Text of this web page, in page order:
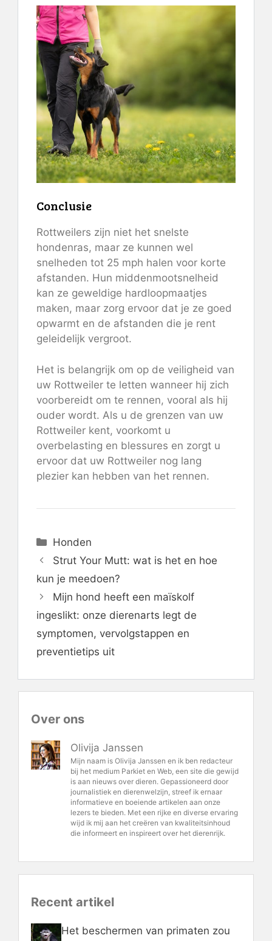
Conclusie
Rottweilers zijn niet het snelste
hondenras, maar ze kunnen wel
snelheden tot 25 mph halen voor korte
afstanden. Hun middenmootsnelheid
kan ze geweldige hardloopmaatjes
maken, maar zorg ervoor dat je ze goed
opwarmt en de afstanden die je rent
geleidelijk vergroot.
Het is belangrijk om op de veiligheid van
uw Rottweiler te letten wanneer hij zich
voorbereidt om te rennen, vooral als hij
ouder wordt. Als u de grenzen van uw
Rottweiler kent, voorkomt u
overbelasting en blessures en zorgt u
ervoor dat uw Rottweiler nog lang
plezier kan hebben van het rennen.
Categorieën
Honden
Strut Your Mutt: wat is het en hoe
kun je meedoen?
Mijn hond heeft een maïskolf
ingeslikt: onze dierenarts legt de
symptomen, vervolgstappen en
preventietips uit
Over ons
Olivija Janssen
Mijn naam is Olivija Janssen en ik ben redacteur
bij het medium Parkiet en Web, een site die gewijd
is aan nieuws over dieren. Gepassioneerd door
journalistiek en dierenwelzijn, streef ik ernaar
informatieve en boeiende artikelen aan onze
lezers te bieden. Met een rijke en diverse ervaring
wijd ik mij aan het creëren van kwaliteitsinhoud
die informeert en inspireert over het dierenrijk.
Recent artikel
Het beschermen van primaten zou